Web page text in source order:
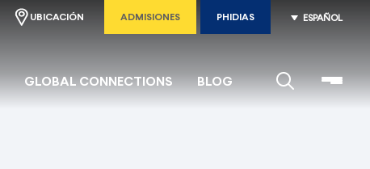
UBICACIÓN ADMISIONES PHIDIAS ESPAÑOL
GLOBAL CONNECTIONS BLOG